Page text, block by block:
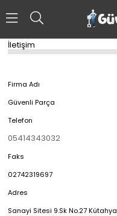
İletişim
Firma Adı
Güvenli Parça
Telefon
05414343032
Faks
02742319697
Adres
Sanayi Sitesi 9.Sk No.27 Kütahya